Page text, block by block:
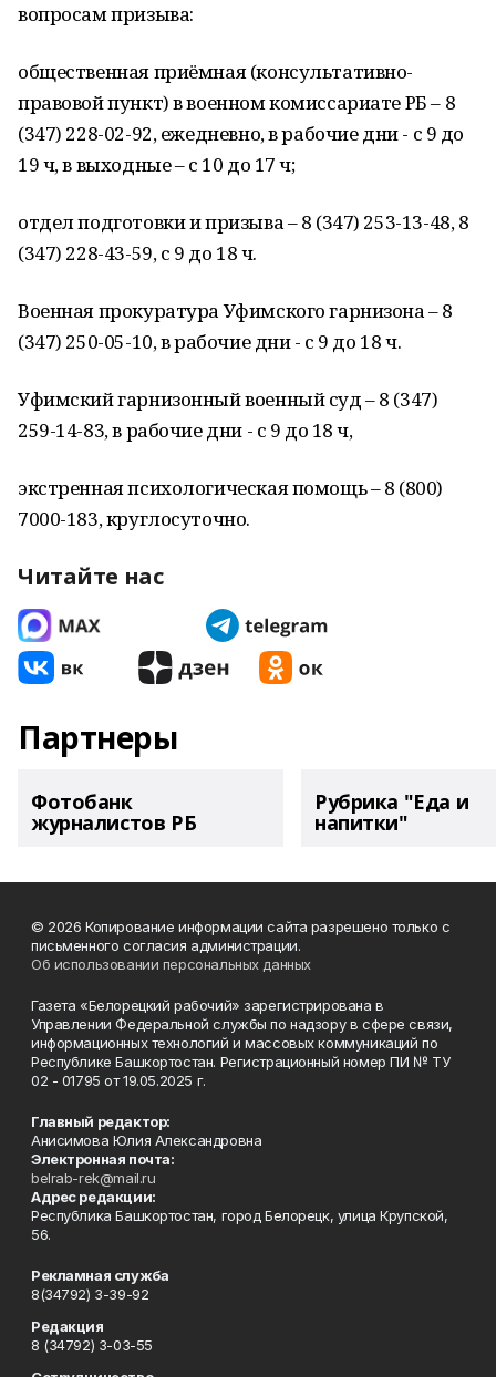
вопросам призыва:
общественная приёмная (консультативно-
правовой пункт) в военном комиссариате РБ – 8
(347) 228-02-92, ежедневно, в рабочие дни - с 9 до
19 ч, в выходные – с 10 до 17 ч;
отдел подготовки и призыва – 8 (347) 253-13-48, 8
(347) 228-43-59, с 9 до 18 ч.
Военная прокуратура Уфимского гарнизона – 8
(347) 250-05-10, в рабочие дни - с 9 до 18 ч.
Уфимский гарнизонный военный суд – 8 (347)
259-14-83, в рабочие дни - с 9 до 18 ч,
экстренная психологическая помощь – 8 (800)
7000-183, круглосуточно.
Читайте нас
Партнеры
Фотобанк
журналистов РБ
Рубрика "Еда и
напитки"
© 2026 Копирование информации сайта разрешено только с
письменного согласия администрации.
Об использовании персональных данных
Газета «Белорецкий рабочий» зарегистрирована в
Управлении Федеральной службы по надзору в сфере связи,
информационных технологий и массовых коммуникаций по
Республике Башкортостан. Регистрационный номер ПИ № ТУ
02 - 01795 от 19.05.2025 г.
Главный редактор:
Анисимова Юлия Александровна
Электронная почта:
belrab-rek@mail.ru
Адрес редакции:
Республика Башкортостан, город Белорецк, улица Крупской,
56.
Рекламная служба
8(34792) 3-39-92
Редакция
8 (34792) 3-03-55